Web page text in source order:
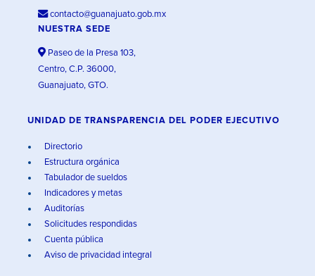
contacto@guanajuato.gob.mx
NUESTRA SEDE
Paseo de la Presa 103,
Centro, C.P. 36000,
Guanajuato, GTO.
UNIDAD DE TRANSPARENCIA DEL PODER EJECUTIVO
Directorio
Estructura orgánica
Tabulador de sueldos
Indicadores y metas
Auditorías
Solicitudes respondidas
Cuenta pública
Aviso de privacidad integral